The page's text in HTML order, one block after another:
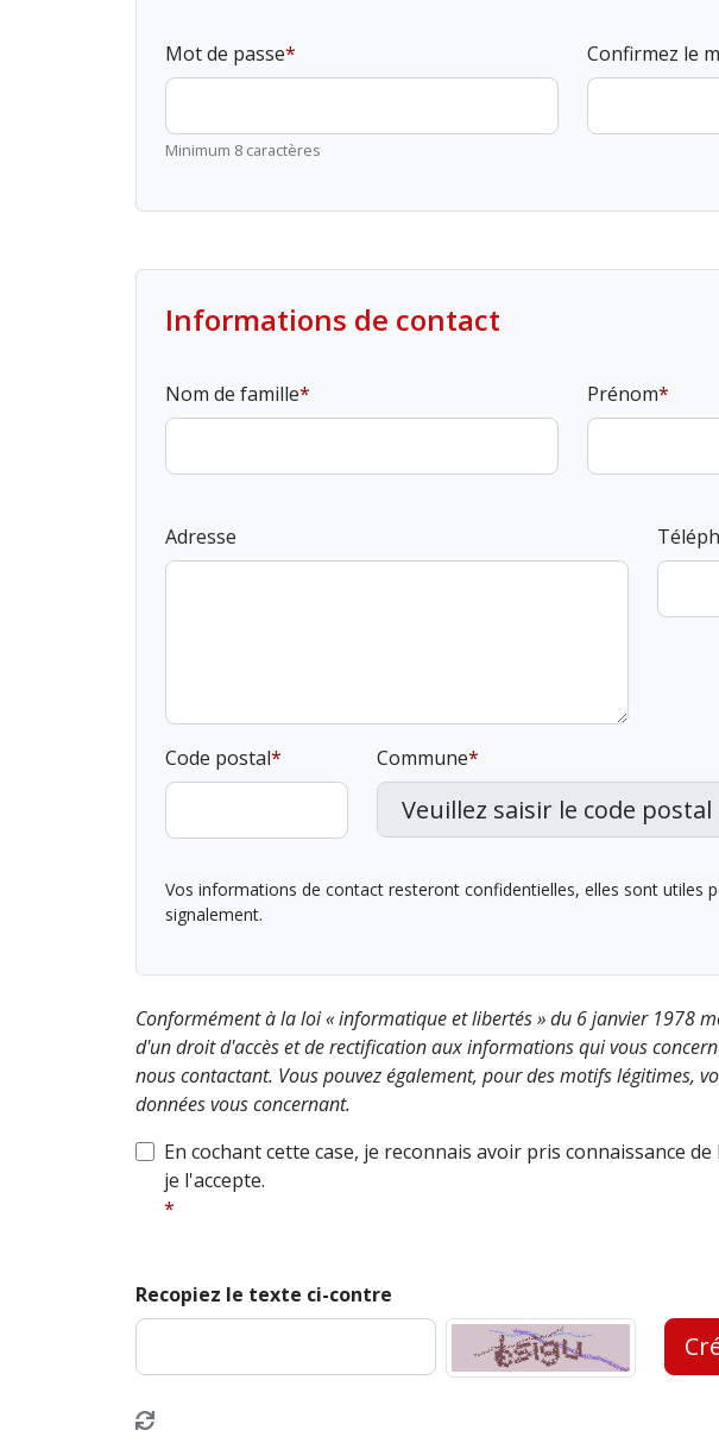
Mot de passe
Minimum 8 caractères
Confirmez le
Informations de contact
Nom de famille Prénom
Adresse
Code postal Commune
Vos informations de contact resteront confidentielles, elles sont utiles
signalement.
Conformément à la loi « informatique et libertés » du 6 janvier 1978
d'un droit d'accès et de rectification aux informations qui vous
nous contactant. Vous pouvez également, pour des motifs légitimes,
données vous concernant.
En cochant cette case, je reconnais avoir pris connaissance de
je l'accepte.
Recopiez le texte ci-contre